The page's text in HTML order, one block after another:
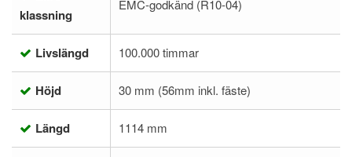
klassning
EMC-godkänd (R10-04)
Livslängd 100.000 timmar
Höjd 30 mm (56mm inkl. fäste)
Längd 1114 mm